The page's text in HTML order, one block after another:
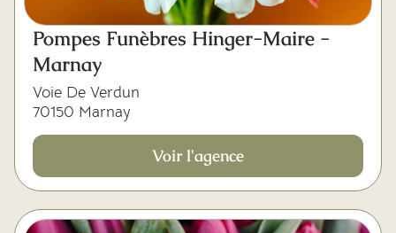
Pompes Funèbres Hinger-Maire -
Marnay
Voie De Verdun
70150 Marnay
Voir l'agence